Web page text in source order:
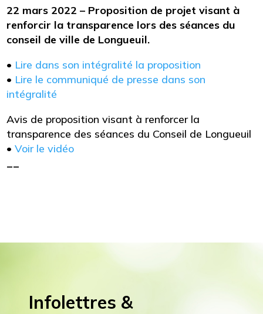
22 mars 2022 – Proposition de projet visant à
renforcir la transparence lors des séances du
conseil de ville de Longueuil.
• Lire dans son intégralité la proposition
• Lire le communiqué de presse dans son
intégralité
Avis de proposition visant à renforcer la
transparence des séances du Conseil de Longueuil
•Voir le vidéo
__
Infolettres &